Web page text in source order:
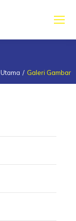
Utama Galeri Gambar